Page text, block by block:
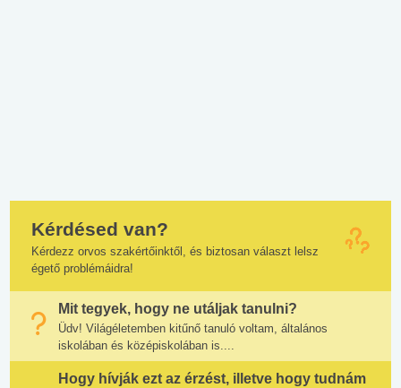
Kérdésed van?
Kérdezz orvos szakértőinktől, és biztosan választ lelsz
égető problémáidra!
Mit tegyek, hogy ne utáljak tanulni?
Üdv! Világéletemben kitűnő tanuló voltam, általános
iskolában és középiskolában is....
Hogy hívják ezt az érzést, illetve hogy tudnám